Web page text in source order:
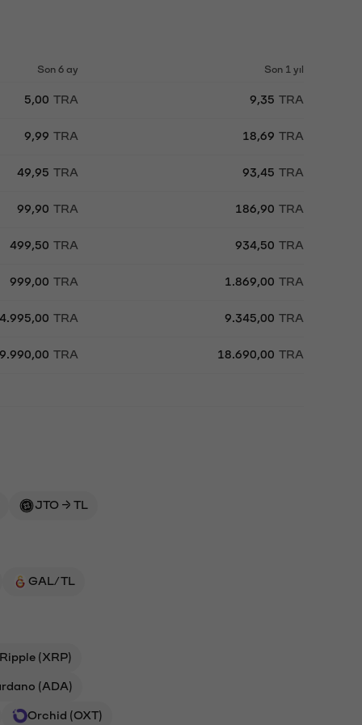
Son 6 ay Son 1 yıl
5,00 TRA 9,35 TRA
9,99 TRA 18,69 TRA
49,95 TRA 93,45 TRA
99,90 TRA 186,90 TRA
499,50 TRA 934,50 TRA
999,00 TRA 1.869,00 TRA
4.995,00 TRA 9.345,00 TRA
9.990,00 TRA 18.690,00 TRA
JTO → TL
GAL/TL
Ripple (XRP)
(ADA)
Orchid (OXT)